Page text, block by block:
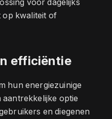
voor dagelijks
op kwaliteit of
efficiëntie
hun energiezuinige
optie
en diegenen